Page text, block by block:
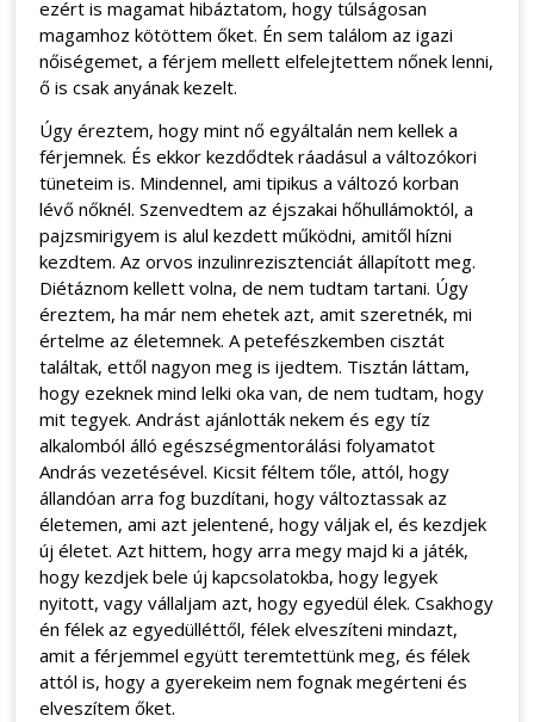
ezért is magamat hibáztatom, hogy túlságosan
magamhoz kötöttem őket. Én sem találom az igazi
nőiségemet, a férjem mellett elfelejtettem nőnek lenni,
ő is csak anyának kezelt.
Úgy éreztem, hogy mint nő egyáltalán nem kellek a
férjemnek. És ekkor kezdődtek ráadásul a változókori
tüneteim is. Mindennel, ami tipikus a változó korban
lévő nőknél. Szenvedtem az éjszakai hőhullámoktól, a
pajzsmirigyem is alul kezdett működni, amitől hízni
kezdtem. Az orvos inzulinrezisztenciát állapított meg.
Diétáznom kellett volna, de nem tudtam tartani. Úgy
éreztem, ha már nem ehetek azt, amit szeretnék, mi
értelme az életemnek. A petefészkemben cisztát
találtak, ettől nagyon meg is ijedtem. Tisztán láttam,
hogy ezeknek mind lelki oka van, de nem tudtam, hogy
mit tegyek. Andrást ajánlották nekem és egy tíz
alkalomból álló egészségmentorálási folyamatot
András vezetésével. Kicsit féltem tőle, attól, hogy
állandóan arra fog buzdítani, hogy változtassak az
életemen, ami azt jelentené, hogy váljak el, és kezdjek
új életet. Azt hittem, hogy arra megy majd ki a játék,
hogy kezdjek bele új kapcsolatokba, hogy legyek
nyitott, vagy vállaljam azt, hogy egyedül élek. Csakhogy
én félek az egyedülléttől, félek elveszíteni mindazt,
amit a férjemmel együtt teremtettünk meg, és félek
attól is, hogy a gyerekeim nem fognak megérteni és
elveszítem őket.